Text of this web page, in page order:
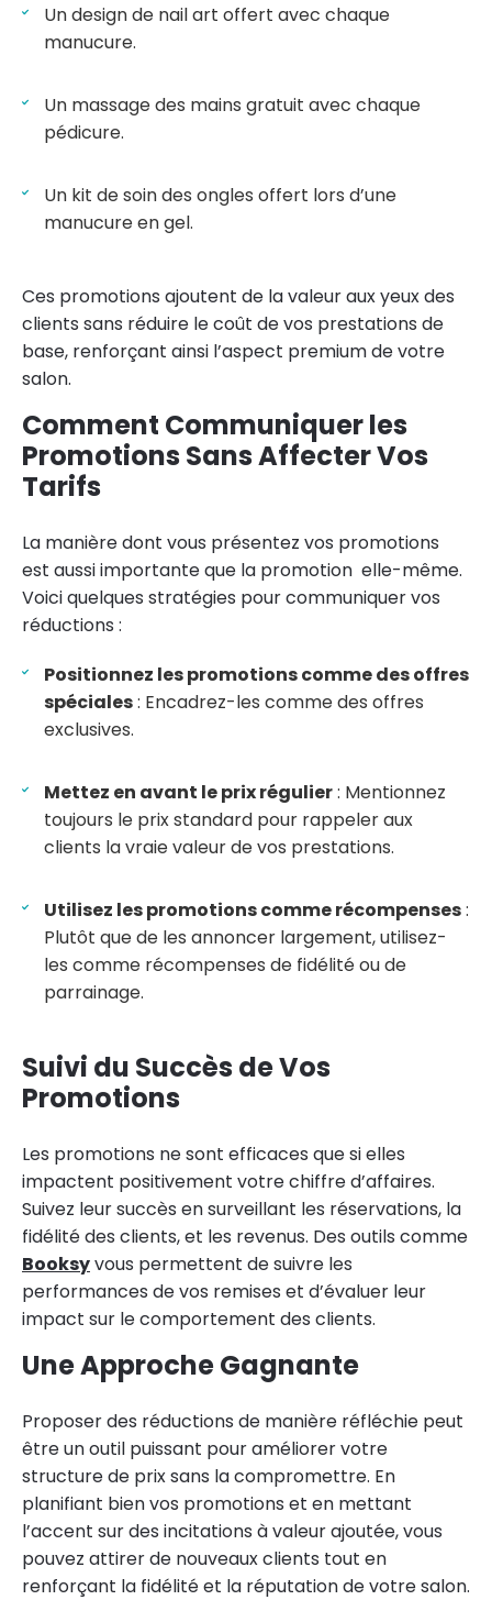
Un design de nail art offert avec chaque
manucure.
Un massage des mains gratuit avec chaque
pédicure.
Un kit de soin des ongles offert lors d’une
manucure en gel.
Ces promotions ajoutent de la valeur aux yeux des
clients sans réduire le coût de vos prestations de
base, renforçant ainsi l’aspect premium de votre
salon.
Comment Communiquer les
Promotions Sans Affecter Vos
Tarifs
La manière dont vous présentez vos promotions
est aussi importante que la promotion elle-même.
Voici quelques stratégies pour communiquer vos
réductions :
Positionnez les promotions comme des offres
spéciales: Encadrez-les comme des offres
exclusives.
Mettez en avant le prix régulier: Mentionnez
toujours le prix standard pour rappeler aux
clients la vraie valeur de vos prestations.
Utilisez les promotions comme récompenses:
Plutôt que de les annoncer largement, utilisez-
les comme récompenses de fidélité ou de
parrainage.
Suivi du Succès de Vos
Promotions
Les promotions ne sont efficaces que si elles
impactent positivement votre chiffre d’affaires.
Suivez leur succès en surveillant les réservations, la
fidélité des clients, et les revenus. Des outils comme
Booksyvous permettent de suivre les
performances de vos remises et d’évaluer leur
impact sur le comportement des clients.
Une Approche Gagnante
Proposer des réductions de manière réfléchie peut
être un outil puissant pour améliorer votre
structure de prix sans la compromettre. En
planifiant bien vos promotions et en mettant
l’accent sur des incitations à valeur ajoutée, vous
pouvez attirer de nouveaux clients tout en
renforçant la fidélité et la réputation de votre salon.